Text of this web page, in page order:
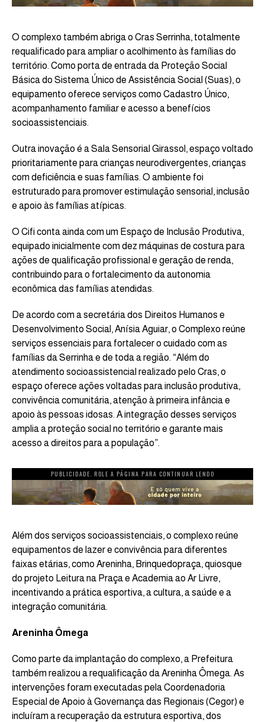
O complexo também abriga o Cras Serrinha, totalmente
requalificado para ampliar o acolhimento às famílias do
território. Como porta de entrada da Proteção Social
Básica do Sistema Único de Assistência Social (Suas), o
equipamento oferece serviços como Cadastro Único,
acompanhamento familiar e acesso a benefícios
socioassistenciais.
Outra inovação é a Sala Sensorial Girassol, espaço voltado
prioritariamente para crianças neurodivergentes, crianças
com deficiência e suas famílias. O ambiente foi
estruturado para promover estimulação sensorial, inclusão
e apoio às famílias atípicas.
O Cifi conta ainda com um Espaço de Inclusão Produtiva,
equipado inicialmente com dez máquinas de costura para
ações de qualificação profissional e geração de renda,
contribuindo para o fortalecimento da autonomia
econômica das famílias atendidas.
De acordo com a secretária dos Direitos Humanos e
Desenvolvimento Social, Anísia Aguiar, o Complexo reúne
serviços essenciais para fortalecer o cuidado com as
famílias da Serrinha e de toda a região. “Além do
atendimento socioassistencial realizado pelo Cras, o
espaço oferece ações voltadas para inclusão produtiva,
convivência comunitária, atenção à primeira infância e
apoio às pessoas idosas. A integração desses serviços
amplia a proteção social no território e garante mais
acesso a direitos para a população”.
PUBLICIDADE. ROLE A PÁGINA PARA CONTINUAR LENDO
Além dos serviços socioassistenciais, o complexo reúne
equipamentos de lazer e convivência para diferentes
faixas etárias, como Areninha, Brinquedopraça, quiosque
do projeto Leitura na Praça e Academia ao Ar Livre,
incentivando a prática esportiva, a cultura, a saúde e a
integração comunitária.
Areninha Ômega
Como parte da implantação do complexo, a Prefeitura
também realizou a requalificação da Areninha Ômega. As
intervenções foram executadas pela Coordenadoria
Especial de Apoio à Governança das Regionais (Cegor) e
incluíram a recuperação da estrutura esportiva, dos